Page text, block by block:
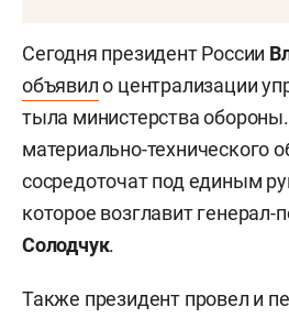
Сегодня президент России
объявило централизации
тыла министерства
материально-технического
сосредоточат под единым
которое возглавит генерал-
Солодчук.
Также президент провел и